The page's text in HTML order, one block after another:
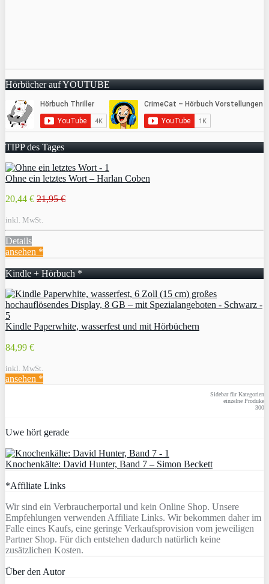
Hörbücher auf YOUTUBE
TIPP des Tages
Ohne ein letztes Wort – Harlan Coben
20,44 € 21,95 €
inkl. MwSt.
Details
ansehen *
Kindle + Hörbuch *
Kindle Paperwhite, wasserfest und mit Hörbüchern
84,99 €
inkl. MwSt.
ansehen *
Sidebar für Kategorien
einzelne Produke
300
Uwe hört gerade
Knochenkälte: David Hunter, Band 7 – Simon Beckett
*Affiliate Links
Wir sind ein Verbraucherportal und kein Online Shop. Unsere
Empfehlungen verwenden Affiliate Links. Wir bekommen daher im
Falle eines Kaufs, eine geringe Verkaufsprovision vom jeweiligen
Partner Shop. Für dich entstehen dadurch natürlich keine
zusätzlichen Kosten.
Über den Autor